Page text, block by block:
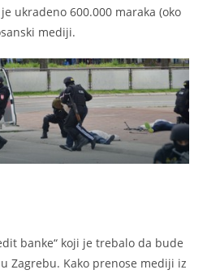
ukradeno 600.000 maraka (oko
mediji.
banke“ koji je trebalo da bude
Zagrebu. Kako prenose mediji iz